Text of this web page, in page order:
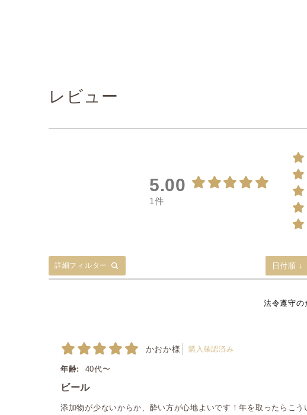
レビュー
5.00
1件
詳細フィルター 日付順 ↓
法令遵守の
かおか様 購入確認済み
年齢: 40代〜
ビール
添加物が少ないからか、酔い方が心地よいです！年を取ったらこう